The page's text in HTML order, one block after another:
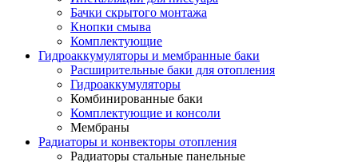
Бачки скрытого монтажа
Кнопки смыва
Комплектующие
Гидроаккумуляторы и мембранные баки
Расширительные баки для отопления
Гидроаккумуляторы
Комбинированные баки
Комплектующие и консоли
Мембраны
Радиаторы и конвекторы отопления
Радиаторы стальные панельные